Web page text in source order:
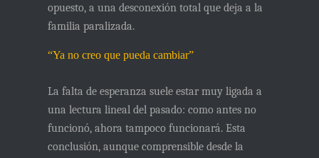
opuesto, a una desconexión total que deja a la
familia paralizada.
“Ya no creo que pueda cambiar”
La falta de esperanza suele estar muy ligada a
una lectura lineal del pasado: como antes no
funcionó, ahora tampoco funcionará. Esta
conclusión, aunque comprensible desde la